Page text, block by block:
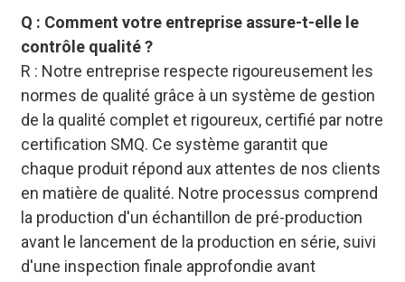
Q : Comment votre entreprise assure-t-elle le
contrôle qualité ?
R : Notre entreprise respecte rigoureusement les
normes de qualité grâce à un système de gestion
de la qualité complet et rigoureux, certifié par notre
certification SMQ. Ce système garantit que
chaque produit répond aux attentes de nos clients
en matière de qualité. Notre processus comprend
la production d'un échantillon de pré-production
avant le lancement de la production en série, suivi
d'une inspection finale approfondie avant